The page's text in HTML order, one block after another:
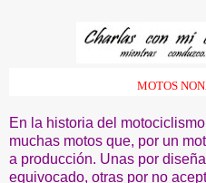
MOTOS
En la historia del
muchas motos que, por un
a producción. Unas por
equivocado, otras por no